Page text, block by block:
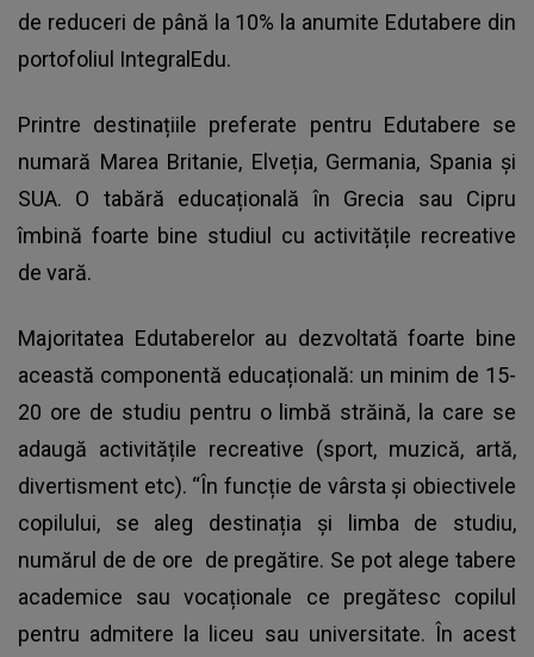
de reduceri de până la 10% la anumite Edutabere din
portofoliul IntegralEdu.
Printre destinațiile preferate pentru Edutabere se
numară Marea Britanie, Elveția, Germania, Spania și
SUA. O tabără educațională în Grecia sau Cipru
îmbină foarte bine studiul cu activitățile recreative
de vară.
Majoritatea Edutaberelor au dezvoltată foarte bine
această componentă educațională: un minim de 15-
20 ore de studiu pentru o limbă străină, la care se
adaugă activitățile recreative (sport, muzică, artă,
divertisment etc). “În funcție de vârsta și obiectivele
copilului, se aleg destinația și limba de studiu,
numărul de de ore de pregătire. Se pot alege tabere
academice sau vocaționale ce pregătesc copilul
pentru admitere la liceu sau universitate. În acest